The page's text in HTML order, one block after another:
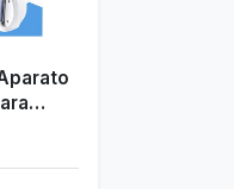
-